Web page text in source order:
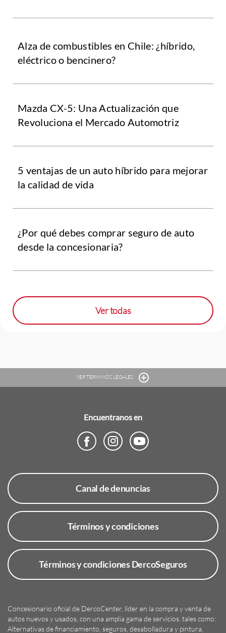
Alza de combustibles en Chile: ¿híbrido,
eléctrico o bencinero?
Mazda CX-5: Una Actualización que
Revoluciona el Mercado Automotriz
5 ventajas de un auto híbrido para mejorar
la calidad de vida
¿Por qué debes comprar seguro de auto
desde la concesionaria?
Ver todas
VER TERMINOS LEGALES
Encuentranos en
Canal de denuncias
Términos y condiciones
Términos y condiciones DercoSeguros
Concesionario oficial de DercoCenter, líder en la compra y venta de
autos nuevos y usados, con una amplia gama de servicios, tales como:
Alternativas de financiamiento, seguros, desabolladura y pintura,